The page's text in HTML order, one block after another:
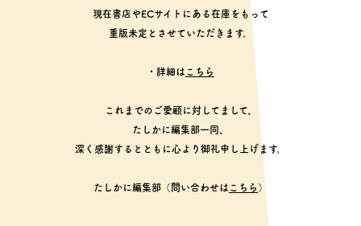
現在書店やECサイトにある在庫をもって
重版未定とさせていただきます。
・詳細は こちら
これまでのご愛顧に対してまして、
たしかに編集部一同、
深く感謝するとともに心より御礼申し上げます。
たしかに編集部（問い合わせは こちら ）